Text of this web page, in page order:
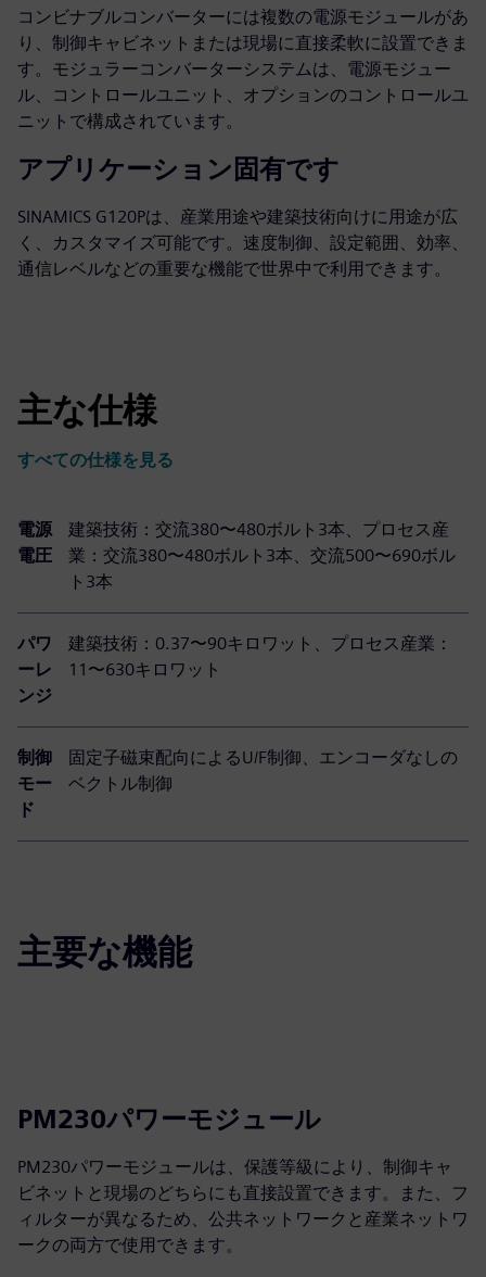
コンビナブルコンバーターには複数の電源モジュールがあ
り、制御キャビネットまたは現場に直接柔軟に設置できま
す。モジュラーコンバーターシステムは、電源モジュー
ル、コントロールユニット、オプションのコントロールユ
ニットで構成されています。
アプリケーション固有です
SINAMICS G120Pは、産業用途や建築技術向けに用途が広
く、カスタマイズ可能です。速度制御、設定範囲、効率、
通信レベルなどの重要な機能で世界中で利用できます。
主な仕様
すべての仕様を見る
電源
電圧
建築技術：交流380〜480ボルト3本、プロセス産
業：交流380〜480ボルト3本、交流500〜690ボル
ト3本
パワ
ーレ
ンジ
建築技術：0.37〜90キロワット、プロセス産業：
11〜630キロワット
制御
モー
ド
固定子磁束配向によるU/F制御、エンコーダなしの
ベクトル制御
主要な機能
PM230パワーモジュール
PM230パワーモジュールは、保護等級により、制御キャ
ビネットと現場のどちらにも直接設置できます。また、フ
ィルターが異なるため、公共ネットワークと産業ネットワ
ークの両方で使用できます。